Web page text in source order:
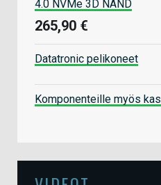
4.0 NVMe 3D NAND
265,90 €
Datatronic pelikoneet
Komponenteille myös